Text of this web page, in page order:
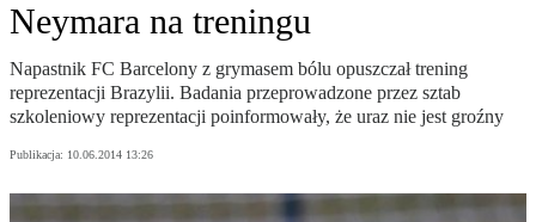
Neymara na treningu
Napastnik FC Barcelony z grymasem bólu opuszczał trening
reprezentacji Brazylii. Badania przeprowadzone przez sztab
szkoleniowy reprezentacji poinformowały, że uraz nie jest groźny
Publikacja: 10.06.2014 13:26